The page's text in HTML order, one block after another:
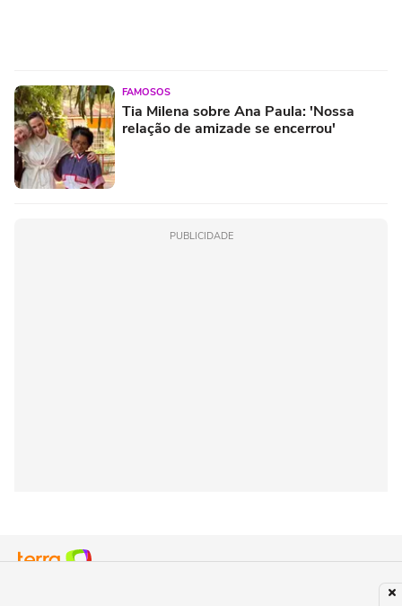
FAMOSOS
Tia Milena sobre Ana Paula: 'Nossa
relação de amizade se encerrou'
PUBLICIDADE